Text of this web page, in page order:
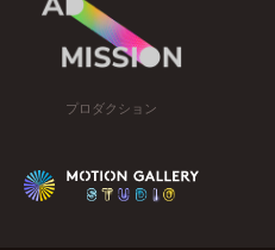
プロダクション